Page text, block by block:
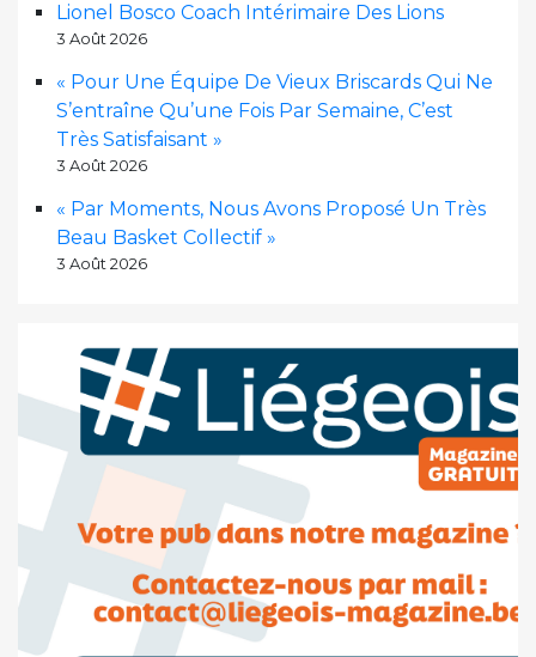
Lionel Bosco Coach Intérimaire Des Lions
3 Août 2026
« Pour Une Équipe De Vieux Briscards Qui Ne
S’entraîne Qu’une Fois Par Semaine, C’est
Très Satisfaisant »
3 Août 2026
« Par Moments, Nous Avons Proposé Un Très
Beau Basket Collectif »
3 Août 2026